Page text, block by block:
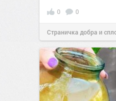
0 0
Страничка добра и
позитива!11:38